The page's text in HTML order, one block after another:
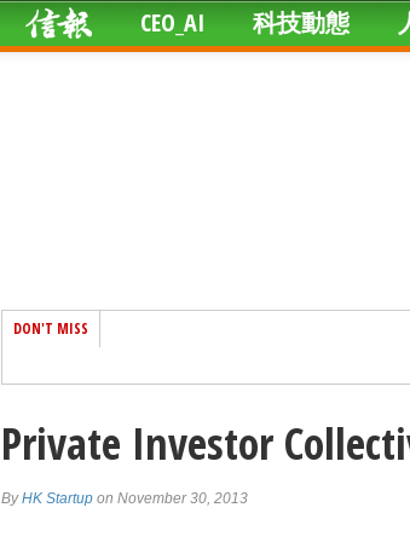
CEO_AI 科技動態
DON'T MISS
Private Investor
ByHK Startup on November 30, 2013